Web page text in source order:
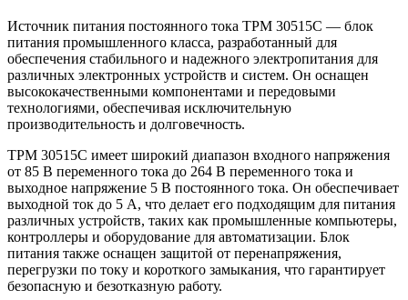
Источник питания постоянного тока TPM 30515C — блок
питания промышленного класса, разработанный для
обеспечения стабильного и надежного электропитания для
различных электронных устройств и систем. Он оснащен
высококачественными компонентами и передовыми
технологиями, обеспечивая исключительную
производительность и долговечность.
TPM 30515C имеет широкий диапазон входного напряжения
от 85 В переменного тока до 264 В переменного тока и
выходное напряжение 5 В постоянного тока. Он обеспечивает
выходной ток до 5 А, что делает его подходящим для питания
различных устройств, таких как промышленные компьютеры,
контроллеры и оборудование для автоматизации. Блок
питания также оснащен защитой от перенапряжения,
перегрузки по току и короткого замыкания, что гарантирует
безопасную и безотказную работу.